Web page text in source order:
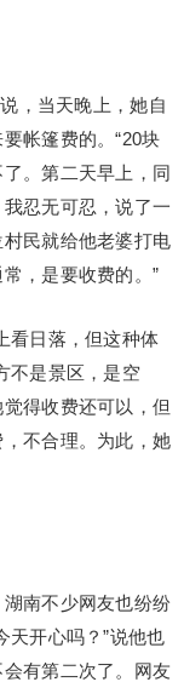
，当天晚上，她自
帐篷费的。“20块
。第二天早上，同
忍无可忍，说了一
民就给他老婆打电
，是要收费的。”
看日落，但这种体
不是景区，是空
得收费还可以，但
不合理。为此，她
南不少网友也纷纷
天开心吗？”说他也
有第二次了。网友